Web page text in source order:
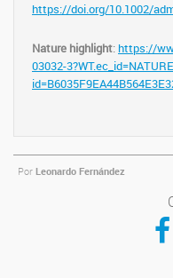
https://doi.org/10.1002/
Nature highlight: https://
03032-
Por Leonardo Fernández